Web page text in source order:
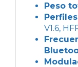
Peso
V1.6,